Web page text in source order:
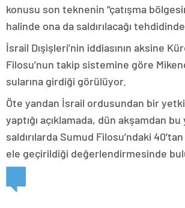
konusu son teknenin “çatışma
halinde ona da saldırılacağı
İsrail Dışişleri’nin iddiasının aksine
Filosu’nun takip sistemine göre
sularına girdiği görülüyor.
Öte yandan İsrail ordusundan bir
yaptığı açıklamada, dün akşamdan
saldırılarda Sumud Filosu’ndaki
ele geçirildiği değerlendirmesinde